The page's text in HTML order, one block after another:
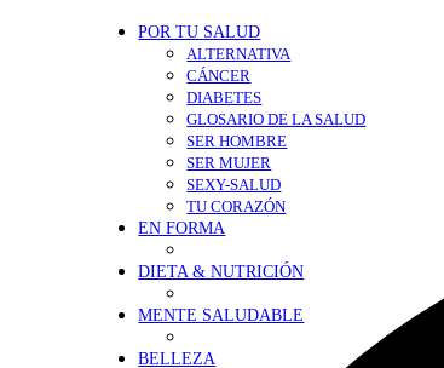
POR TU SALUD
ALTERNATIVA
CÁNCER
DIABETES
GLOSARIO DE LA SALUD
SER HOMBRE
SER MUJER
SEXY-SALUD
TU CORAZÓN
EN FORMA
DIETA & NUTRICIÓN
MENTE SALUDABLE
BELLEZA